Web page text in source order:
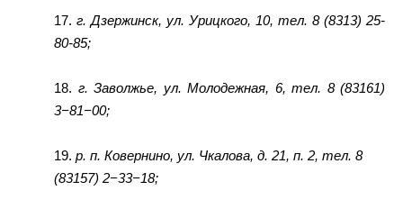
17. г. Дзержинск, ул. Урицкого, 10, тел. 8 (8313) 25-
80-85;
18. г. Заволжье, ул. Молодежная, 6, тел. 8 (83161)
3−81−00;
19. р. п. Ковернино, ул. Чкалова, д. 21, п. 2, тел. 8
(83157) 2−33−18;